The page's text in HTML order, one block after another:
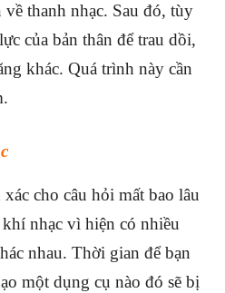
thanh nhạc. Sau đó, tùy
của bản thân để trau dồi,
khác. Quá trình này cần
cho câu hỏi mất bao lâu
nhạc vì hiện có nhiều
nhau. Thời gian để bạn
một dụng cụ nào đó sẽ bị